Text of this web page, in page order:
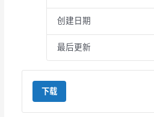
创建日期
最后更新
下载